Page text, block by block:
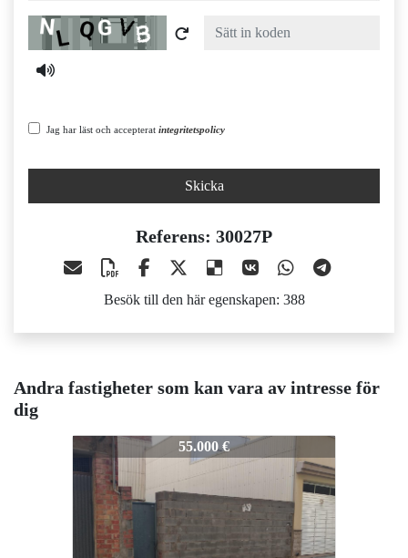
Captcha
Jag har läst och accepterat integritetspolicy
Skicka
Referens: 30027P
Besök till den här egenskapen: 388
Andra fastigheter som kan vara av intresse för
dig
30027P
55.000 €